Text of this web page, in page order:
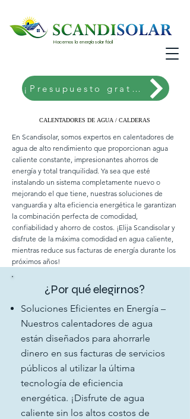
Hacemos la energía solar fácil
¡Presupuesto gratis!
CALENTADORES DE AGUA / CALDERAS
CALENTADORES DE AGUA / CALDERAS
En Scandisolar, somos expertos en calentadores de
agua de alto rendimiento que proporcionan agua
caliente constante, impresionantes ahorros de
energía y total tranquilidad. Ya sea que esté
instalando un sistema completamente nuevo o
mejorando el que tiene, nuestras soluciones de
vanguardia y alta eficiencia energética le garantizan
la combinación perfecta de comodidad,
confiabilidad y ahorro de costos. ¡Elija Scandisolar y
disfrute de la máxima comodidad en agua caliente,
mientras reduce sus facturas de energía durante los
próximos años!
¿Por qué elegirnos?
Soluciones Eficientes en Energía –
Nuestros calentadores de agua
están diseñados para ahorrarle
dinero en sus facturas de servicios
públicos al utilizar la última
tecnología de eficiencia
energética. ¡Disfrute de agua
caliente sin los altos costos de